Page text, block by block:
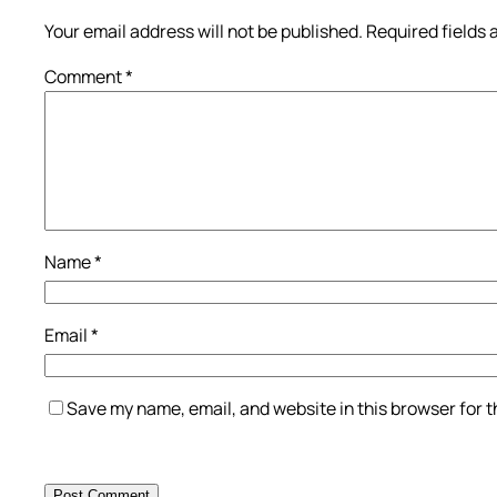
Your email address will not be published. Required fields
Comment*
Name*
Email*
Save my name, email, and website in this browser for